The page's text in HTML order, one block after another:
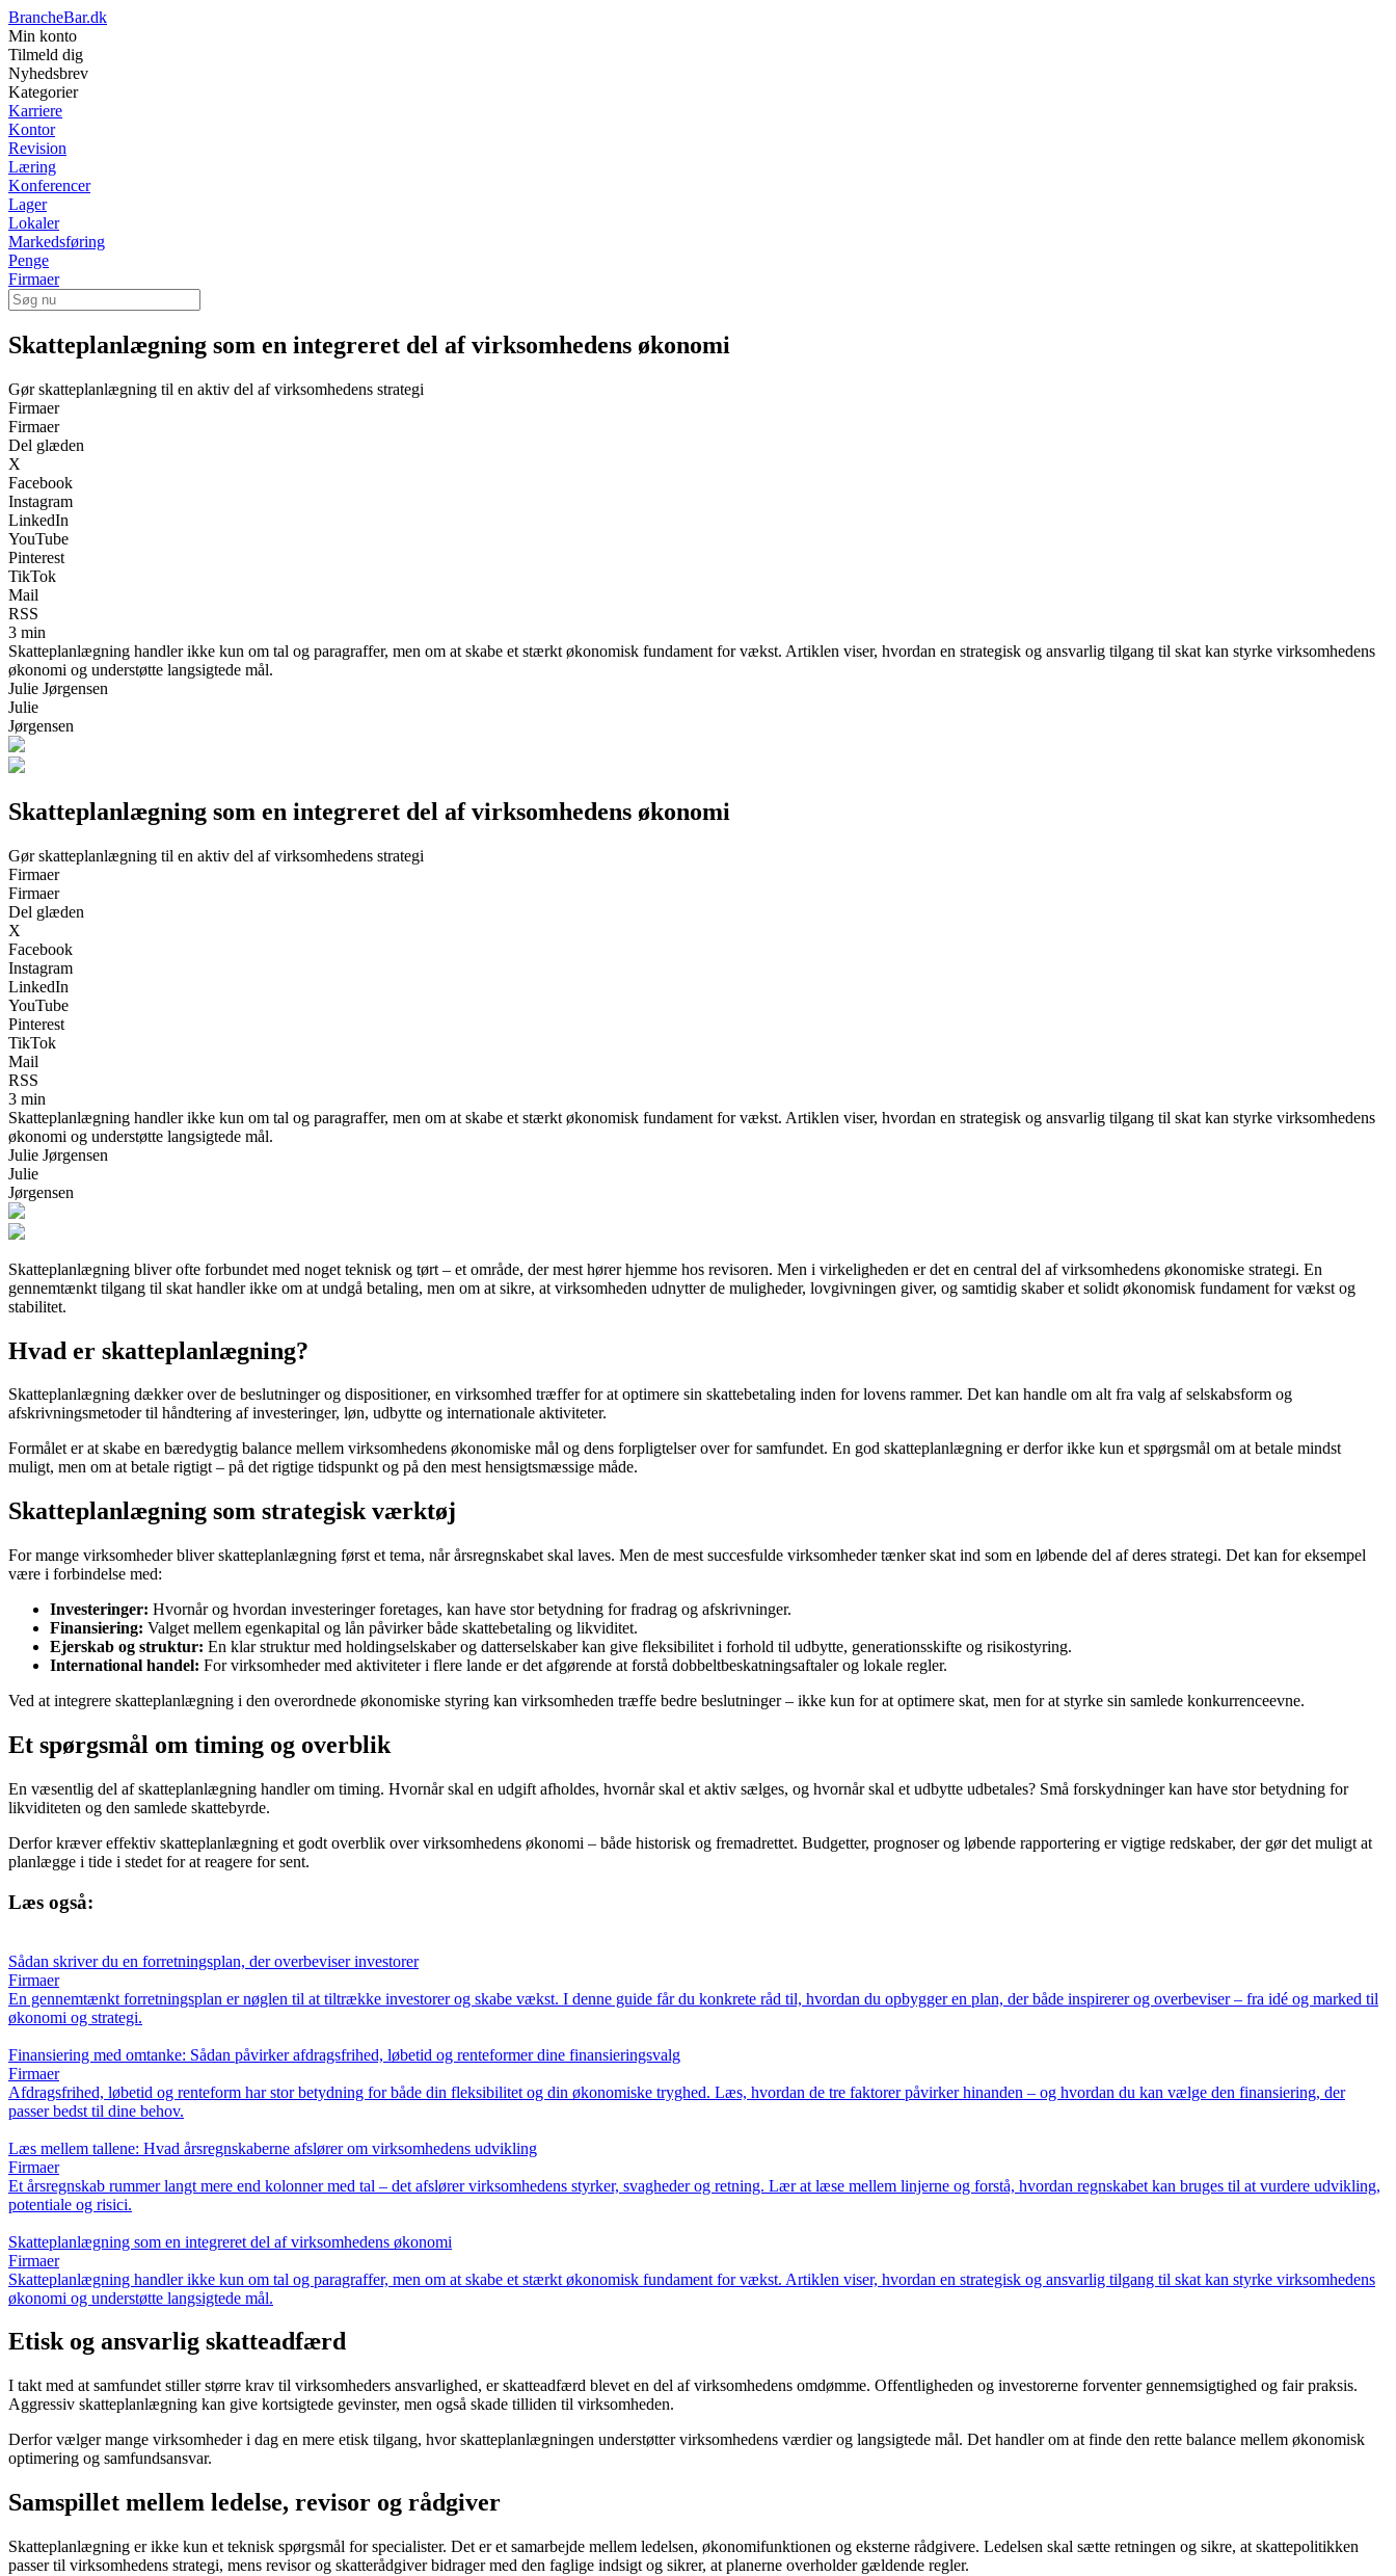
BrancheBar.dk
Min konto
Tilmeld dig
Nyhedsbrev
Kategorier
Karriere
Kontor
Revision
Læring
Konferencer
Lager
Lokaler
Markedsføring
Penge
Firmaer
Skatteplanlægning som en integreret del af virksomhedens økonomi
Gør skatteplanlægning til en aktiv del af virksomhedens strategi
Firmaer
Firmaer
Del glæden
X
Facebook
Instagram
LinkedIn
YouTube
Pinterest
TikTok
Mail
RSS
3 min
Skatteplanlægning handler ikke kun om tal og paragraffer, men om at skabe et stærkt økonomisk fundament for vækst. Artiklen viser, hvordan en strategisk og ansvarlig tilgang til skat kan styrke virksomhedens
økonomi og understøtte langsigtede mål.
Julie Jørgensen
Julie
Jørgensen
Skatteplanlægning som en integreret del af virksomhedens økonomi
Gør skatteplanlægning til en aktiv del af virksomhedens strategi
Firmaer
Firmaer
Del glæden
X
Facebook
Instagram
LinkedIn
YouTube
Pinterest
TikTok
Mail
RSS
3 min
Skatteplanlægning handler ikke kun om tal og paragraffer, men om at skabe et stærkt økonomisk fundament for vækst. Artiklen viser, hvordan en strategisk og ansvarlig tilgang til skat kan styrke virksomhedens
økonomi og understøtte langsigtede mål.
Julie Jørgensen
Julie
Jørgensen
Skatteplanlægning bliver ofte forbundet med noget teknisk og tørt – et område, der mest hører hjemme hos revisoren. Men i virkeligheden er det en central del af virksomhedens økonomiske strategi. En
gennemtænkt tilgang til skat handler ikke om at undgå betaling, men om at sikre, at virksomheden udnytter de muligheder, lovgivningen giver, og samtidig skaber et solidt økonomisk fundament for vækst og
stabilitet.
Hvad er skatteplanlægning?
Skatteplanlægning dækker over de beslutninger og dispositioner, en virksomhed træffer for at optimere sin skattebetaling inden for lovens rammer. Det kan handle om alt fra valg af selskabsform og
afskrivningsmetoder til håndtering af investeringer, løn, udbytte og internationale aktiviteter.
Formålet er at skabe en bæredygtig balance mellem virksomhedens økonomiske mål og dens forpligtelser over for samfundet. En god skatteplanlægning er derfor ikke kun et spørgsmål om at betale mindst
muligt, men om at betale rigtigt – på det rigtige tidspunkt og på den mest hensigtsmæssige måde.
Skatteplanlægning som strategisk værktøj
For mange virksomheder bliver skatteplanlægning først et tema, når årsregnskabet skal laves. Men de mest succesfulde virksomheder tænker skat ind som en løbende del af deres strategi. Det kan for eksempel
være i forbindelse med:
Investeringer: Hvornår og hvordan investeringer foretages, kan have stor betydning for fradrag og afskrivninger.
Finansiering: Valget mellem egenkapital og lån påvirker både skattebetaling og likviditet.
Ejerskab og struktur: En klar struktur med holdingselskaber og datterselskaber kan give fleksibilitet i forhold til udbytte, generationsskifte og risikostyring.
International handel: For virksomheder med aktiviteter i flere lande er det afgørende at forstå dobbeltbeskatningsaftaler og lokale regler.
Ved at integrere skatteplanlægning i den overordnede økonomiske styring kan virksomheden træffe bedre beslutninger – ikke kun for at optimere skat, men for at styrke sin samlede konkurrenceevne.
Et spørgsmål om timing og overblik
En væsentlig del af skatteplanlægning handler om timing. Hvornår skal en udgift afholdes, hvornår skal et aktiv sælges, og hvornår skal et udbytte udbetales? Små forskydninger kan have stor betydning for
likviditeten og den samlede skattebyrde.
Derfor kræver effektiv skatteplanlægning et godt overblik over virksomhedens økonomi – både historisk og fremadrettet. Budgetter, prognoser og løbende rapportering er vigtige redskaber, der gør det muligt at
planlægge i tide i stedet for at reagere for sent.
Læs også:
Sådan skriver du en forretningsplan, der overbeviser investorer
Firmaer
En gennemtænkt forretningsplan er nøglen til at tiltrække investorer og skabe vækst. I denne guide får du konkrete råd til, hvordan du opbygger en plan, der både inspirerer og overbeviser – fra idé og marked til
økonomi og strategi.
Finansiering med omtanke: Sådan påvirker afdragsfrihed, løbetid og renteformer dine finansieringsvalg
Firmaer
Afdragsfrihed, løbetid og renteform har stor betydning for både din fleksibilitet og din økonomiske tryghed. Læs, hvordan de tre faktorer påvirker hinanden – og hvordan du kan vælge den finansiering, der
passer bedst til dine behov.
Læs mellem tallene: Hvad årsregnskaberne afslører om virksomhedens udvikling
Firmaer
Et årsregnskab rummer langt mere end kolonner med tal – det afslører virksomhedens styrker, svagheder og retning. Lær at læse mellem linjerne og forstå, hvordan regnskabet kan bruges til at vurdere udvikling,
potentiale og risici.
Skatteplanlægning som en integreret del af virksomhedens økonomi
Firmaer
Skatteplanlægning handler ikke kun om tal og paragraffer, men om at skabe et stærkt økonomisk fundament for vækst. Artiklen viser, hvordan en strategisk og ansvarlig tilgang til skat kan styrke virksomhedens
økonomi og understøtte langsigtede mål.
Etisk og ansvarlig skatteadfærd
I takt med at samfundet stiller større krav til virksomheders ansvarlighed, er skatteadfærd blevet en del af virksomhedens omdømme. Offentligheden og investorerne forventer gennemsigtighed og fair praksis.
Aggressiv skatteplanlægning kan give kortsigtede gevinster, men også skade tilliden til virksomheden.
Derfor vælger mange virksomheder i dag en mere etisk tilgang, hvor skatteplanlægningen understøtter virksomhedens værdier og langsigtede mål. Det handler om at finde den rette balance mellem økonomisk
optimering og samfundsansvar.
Samspillet mellem ledelse, revisor og rådgiver
Skatteplanlægning er ikke kun et teknisk spørgsmål for specialister. Det er et samarbejde mellem ledelsen, økonomifunktionen og eksterne rådgivere. Ledelsen skal sætte retningen og sikre, at skattepolitikken
passer til virksomhedens strategi, mens revisor og skatterådgiver bidrager med den faglige indsigt og sikrer, at planerne overholder gældende regler.